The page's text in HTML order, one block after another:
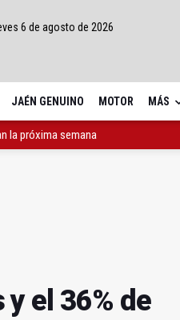
6 de agosto de 2026
JAÉN GENUINO MOTOR MÁS
la próxima semana
el 36% de